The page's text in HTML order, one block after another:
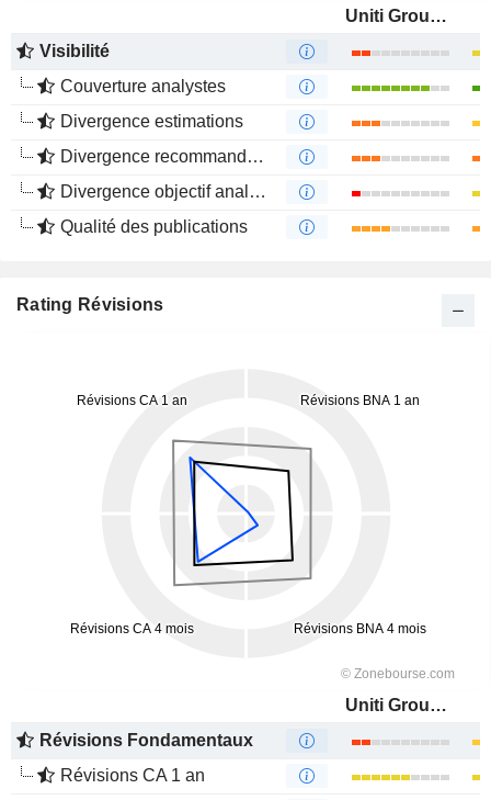
Uniti Group Inc.
Visibilité
Couverture analystes
Divergence estimations
Divergence recommandations analystes
Divergence objectif analystes
Qualité des publications
Rating Révisions
Uniti Group Inc.
Révisions Fondamentaux
Révisions CA 1 an